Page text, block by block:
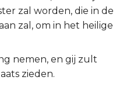
zal worden, die in de
zal, om in het heilige
nemen, en gij zult
zieden.